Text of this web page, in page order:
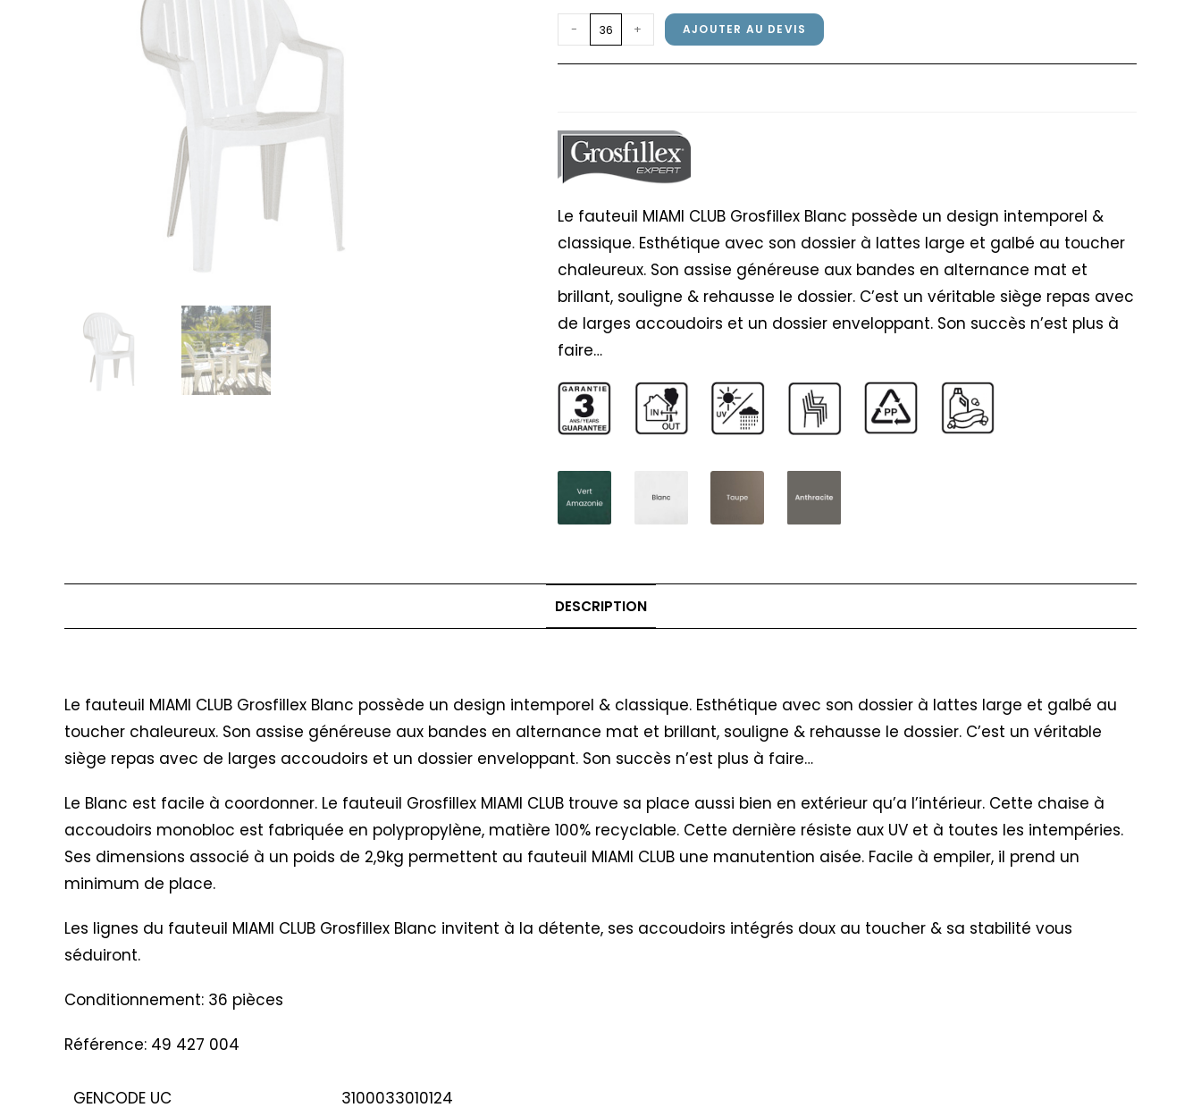
quantité
de
Fauteuil
Grosfillex
Blanc
- + AJOUTER AU DEVIS
Le fauteuil MIAMI CLUB Grosfillex Blanc possède un design intemporel &
classique. Esthétique avec son dossier à lattes large et galbé au toucher
chaleureux. Son assise généreuse aux bandes en alternance mat et
brillant, souligne & rehausse le dossier. C’est un véritable siège repas avec
de larges accoudoirs et un dossier enveloppant. Son succès n’est plus à
faire…
DESCRIPTION
Le fauteuil MIAMI CLUB Grosfillex Blanc possède un design intemporel & classique. Esthétique avec son dossier à lattes large et galbé au
toucher chaleureux. Son assise généreuse aux bandes en alternance mat et brillant, souligne & rehausse le dossier. C’est un véritable
siège repas avec de larges accoudoirs et un dossier enveloppant. Son succès n’est plus à faire…
Le Blanc est facile à coordonner. Le fauteuil Grosfillex MIAMI CLUB trouve sa place aussi bien en extérieur qu’a l’intérieur. Cette chaise à
accoudoirs monobloc est fabriquée en polypropylène, matière 100% recyclable. Cette dernière résiste aux UV et à toutes les intempéries.
Ses dimensions associé à un poids de 2,9kg permettent au fauteuil MIAMI CLUB une manutention aisée. Facile à empiler, il prend un
minimum de place.
Les lignes du fauteuil MIAMI CLUB Grosfillex Blanc invitent à la détente, ses accoudoirs intégrés doux au toucher & sa stabilité vous
séduiront.
Conditionnement: 36 pièces
Référence: 49 427 004
GENCODE UC 3100033010124